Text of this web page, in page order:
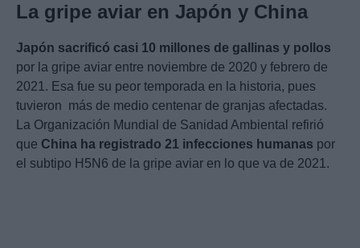
La gripe aviar en Japón y China
Japón sacrificó casi 10 millones de gallinas y pollos
por la gripe aviar entre noviembre de 2020 y febrero de
2021. Esa fue su peor temporada en la historia, pues
tuvieron más de medio centenar de granjas afectadas.
La Organización Mundial de Sanidad Ambiental refirió
que China ha registrado 21 infecciones humanas por
el subtipo H5N6 de la gripe aviar en lo que va de 2021.